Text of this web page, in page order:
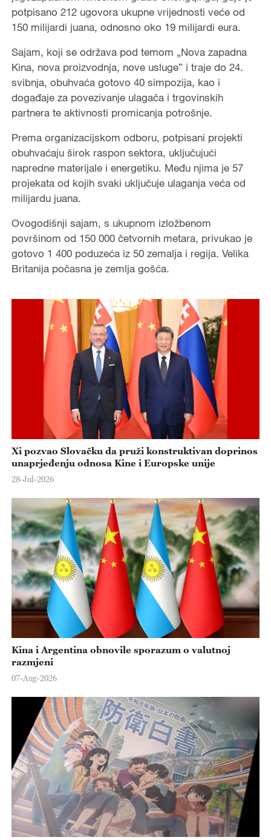
potpisano 212 ugovora ukupne vrijednosti veće od
150 milijardi juana, odnosno oko 19 milijardi eura.
Sajam, koji se održava pod temom „Nova zapadna
Kina, nova proizvodnja, nove usluge” i traje do 24.
svibnja, obuhvaća gotovo 40 simpozija, kao i
događaje za povezivanje ulagača i trgovinskih
partnera te aktivnosti promicanja potrošnje.
Prema organizacijskom odboru, potpisani projekti
obuhvaćaju širok raspon sektora, uključujući
napredne materijale i energetiku. Među njima je 57
projekata od kojih svaki uključuje ulaganja veća od
milijardu juana.
Ovogodišnji sajam, s ukupnom izložbenom
površinom od 150 000 četvornih metara, privukao je
gotovo 1 400 poduzeća iz 50 zemalja i regija. Velika
Britanija počasna je zemlja gošća.
Xi pozvao Slovačku da pruži konstruktivan doprinos
unaprjeđenju odnosa Kine i Europske unije
28-Jul-2026
Kina i Argentina obnovile sporazum o valutnoj
razmjeni
07-Aug-2026